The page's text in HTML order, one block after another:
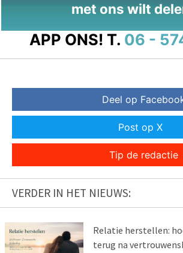
met ons wilt
APP ONS! T. 06 -
Deel op
Post op X
Tip de redactie
VERDER IN HET NIEUWS:
Relatie herstellen:
terug na